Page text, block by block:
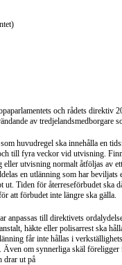
och rådets direktiv
av tredjelandsmedborgare
huvudregel ska innehålla en
till fyra veckor vid utvisning.
utvisning normalt åtföljas av
en utlänning som har
Tiden för återreseförbudet ska
att förbudet inte längre ska gälla.
anpassas till direktivets
häkte eller polisarrest ska
får inte hållas i
om synnerliga skäl föreligger
drar ut på